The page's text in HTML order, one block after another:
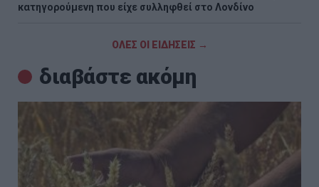
κατηγορούμενη που είχε συλληφθεί στο Λονδίνο
ΟΛΕΣ ΟΙ ΕΙΔΗΣΕΙΣ →
διαβάστε ακόμη